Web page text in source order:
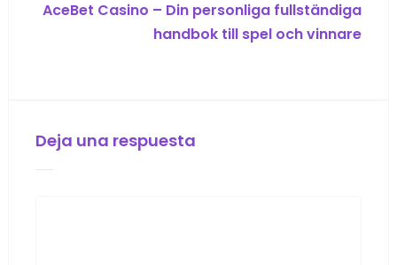
AceBet Casino – Din personliga fullständiga
handbok till spel och vinnare
Deja una respuesta